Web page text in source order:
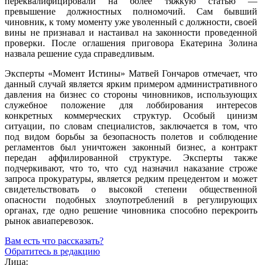
превышение должностных полномочий. Сам бывший
чиновник, к тому моменту уже уволенный с должности, своей
вины не признавал и настаивал на законности проведенной
проверки. После оглашения приговора Екатерина Золина
назвала решение суда справедливым.
Эксперты «Момент Истины» Матвей Гончаров отмечает, что
данный случай является ярким примером административного
давления на бизнес со стороны чиновников, использующих
служебное положение для лоббирования интересов
конкретных коммерческих структур. Особый цинизм
ситуации, по словам специалистов, заключается в том, что
под видом борьбы за безопасность полетов и соблюдение
регламентов был уничтожен законный бизнес, а контракт
передан аффилированной структуре. Эксперты также
подчеркивают, что то, что суд назначил наказание строже
запроса прокуратуры, является редким прецедентом и может
свидетельствовать о высокой степени общественной
опасности подобных злоупотреблений в регулирующих
органах, где одно решение чиновника способно перекроить
рынок авиаперевозок.
Вам есть что рассказать?
Обратитесь в редакцию
Лица: